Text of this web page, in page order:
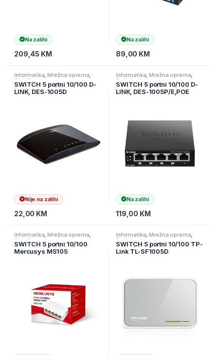
Na zalihi
209,45 KM
Na zalihi
89,00 KM
Informatika, Mrežna oprema,
Switchevi
SWITCH 5 portni 10/100 D-
LINK, DES-1005D
Nije na zalihi
22,00 KM
Informatika, Mrežna oprema,
Switchevi
SWITCH 5 portni 10/100 D-
LINK, DES-1005P/E,POE
Na zalihi
119,00 KM
Informatika, Mrežna oprema,
Switchevi
SWITCH 5 portni 10/100
Mercusys MS105
Informatika, Mrežna oprema,
Switchevi
SWITCH 5 portni 10/100 TP-
Link TL-SF1005D